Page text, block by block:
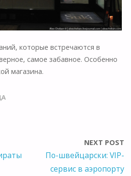
которые встречаются в
самое забавное. Особенно
магазина.
NEXT POST
По-швейцарски: VIP-
сервис в аэропорту